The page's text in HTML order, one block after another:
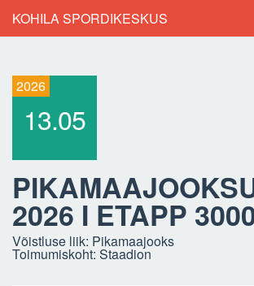
KOHILA SPORDIKESKUS
Sündmused
Tulemused
Hinnakiri
Kontakt
Rekordid
2026
13.05
2026 I ETAPP
Võistluse liik: Pikamaajooks
Toimumiskoht: Staadion